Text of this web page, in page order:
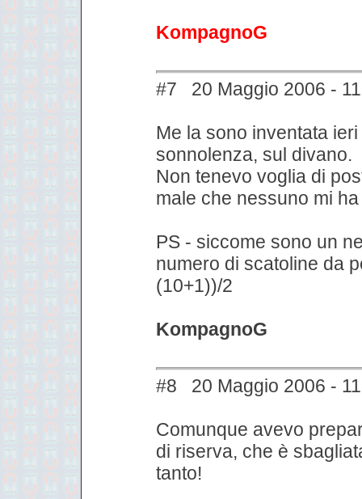
KompagnoG
#7 20 Maggio 2006 -
Me la sono inventata
sonnolenza, sul divano.
Non tenevo voglia di
male che nessuno mi
PS - siccome sono un
numero di scatoline da
(10+1))/2
KompagnoG
#8 20 Maggio 2006 -
Comunque avevo
di riserva, che è
tanto!